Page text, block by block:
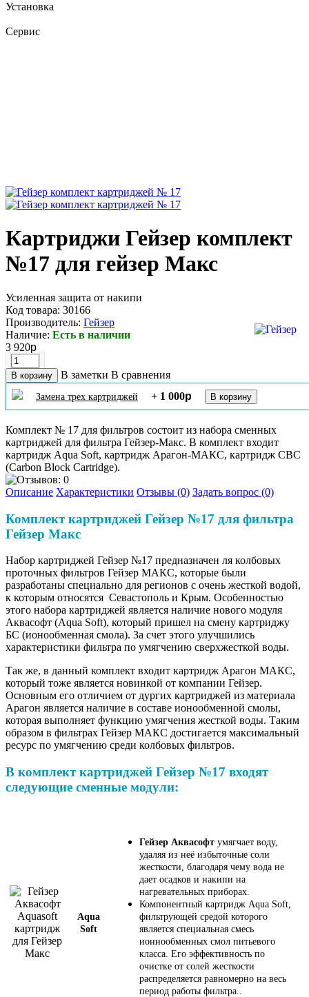
Установка
Сервис
Картриджи Гейзер комплект
№17 для гейзер Макс
Усиленная защита от накипи
Код товара: 30166
Производитель: Гейзер
Наличие: Есть в наличии
3 920p
В заметки В сравнения
Замена трех картриджей + 1 000p
Комплект № 17 для фильтров состоит из набора сменных
картриджей для фильтра Гейзер-Макс. В комплект входит
картридж Aqua Soft, картридж Арагон-МАКС, картридж CBC
(Carbon Block Cartridge).
Описание Характеристики Отзывы (0) Задать вопрос (0)
Комплект картриджей Гейзер №17 для фильтра
Гейзер Макс
Набор картриджей Гейзер №17 предназначен ля колбовых
проточных фильтров Гейзер МАКС, которые были
разработаны специально для регионов с очень жесткой водой,
к которым относятся Севастополь и Крым. Особенностью
этого набора картриджей является наличие нового модуля
Аквасофт (Aqua Soft), который пришел на смену картриджу
БС (ионообменная смола). За счет этого улучшились
характеристики фильтра по умягчению сверхжесткой воды.
Так же, в данный комплект входит картридж Арагон МАКС,
который тоже является новинкой от компании Гейзер.
Основным его отличием от дургих картриджей из материала
Арагон является наличие в составе ионообменной смолы,
которая выполняет функцию умягчения жесткой воды. Таким
образом в фильтрах Гейзер МАКС достигается максимальный
ресурс по умягчению среди колбовых фильтров.
В комплект картриджей Гейзер №17 входят
следующие сменные модули:
Aqua
Soft
Гейзер Аквасофт умягчает воду,
удаляя из неё избыточные соли
жесткости, благодаря чему вода не
дает осадков и накипи на
нагревательных приборах.
Компонентный картридж Aqua Soft,
фильтрующей средой которого
является специальная смесь
ионнообменных смол питьевого
класса. Его эффективность по
очистке от солей жесткости
распределяется равномерно на весь
период работы фильтра..